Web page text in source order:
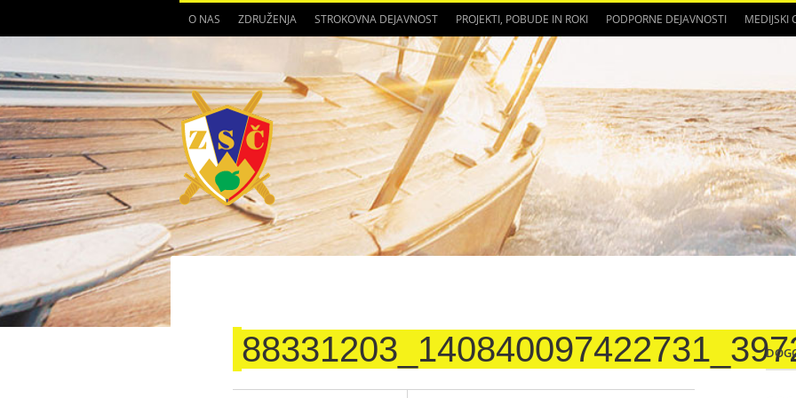
O NAS ZDRUŽENJA STROKOVNA DEJAVNOST PROJEKTI, POBUDE IN ROKI PODPORNE DEJAVNOSTI MEDIJSKI